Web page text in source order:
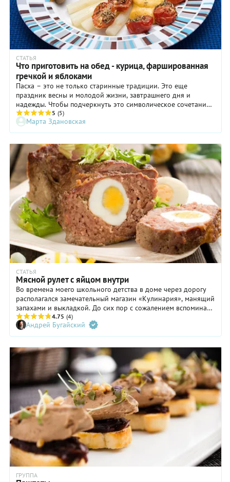
СТАТЬЯ
Что приготовить на обед - курица, фаршированная
гречкой и яблоками
Пасха – это не только старинные традиции. Это еще
праздник весны и молодой жизни, завтрашнего дня и
надежды. Чтобы подчеркнуть это символическое сочетание
старого и нового, я предлагаю приготовить к пасхальному
воскресному обеду фаршированную курицу по старому
семейному рецепту, объединив ее с вполне современным
салатом из молодой спаржи.
5 (5)
Марта Здановская
СТАТЬЯ
Мясной рулет с яйцом внутри
Во времена моего школьного детства в доме через дорогу
располагался замечательный магазин «Кулинария», манящий
запахами и выкладкой. До сих пор с сожалением вспоминаю
несколько забытых ныне изделий – пирожное «Танечка»,
напоминавшее снежную бабу-негра, фаршированных щуку и
окуня (привет гефилте-фиш), и «Рулет мясной с яйцом». О
нем сегодня и поговорим.
4.75 (4)
Андрей Бугайский
ГРУППА